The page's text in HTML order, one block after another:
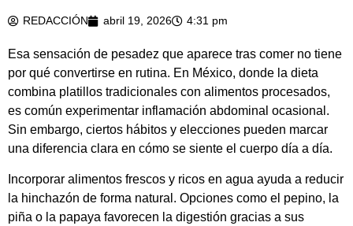
REDACCIÓN abril 19, 2026 4:31 pm
Esa sensación de pesadez que aparece tras comer no tiene
por qué convertirse en rutina. En México, donde la dieta
combina platillos tradicionales con alimentos procesados,
es común experimentar inflamación abdominal ocasional.
Sin embargo, ciertos hábitos y elecciones pueden marcar
una diferencia clara en cómo se siente el cuerpo día a día.
Incorporar alimentos frescos y ricos en agua ayuda a reducir
la hinchazón de forma natural. Opciones como el pepino, la
piña o la papaya favorecen la digestión gracias a sus